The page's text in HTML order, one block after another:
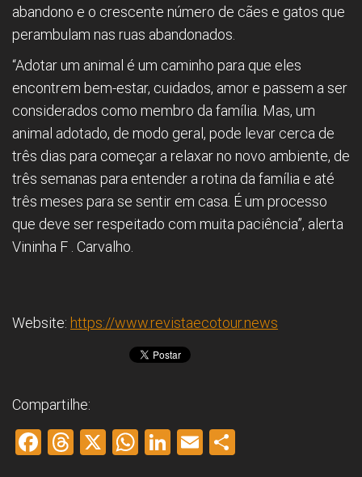
abandono e o crescente número de cães e gatos que
perambulam nas ruas abandonados.
“Adotar um animal é um caminho para que eles
encontrem bem-estar, cuidados, amor e passem a ser
considerados como membro da família. Mas, um
animal adotado, de modo geral, pode levar cerca de
três dias para começar a relaxar no novo ambiente, de
três semanas para entender a rotina da família e até
três meses para se sentir em casa. É um processo
que deve ser respeitado com muita paciência”, alerta
Vininha F . Carvalho.
Website: https://www.revistaecotour.news
Compartilhe:
F
T
X
W Li
E